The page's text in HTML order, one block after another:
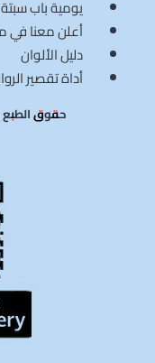
يومية باب سبتة
أعلن معنا في
دليل الألوان
أداة تقصير
حقوق الطبع